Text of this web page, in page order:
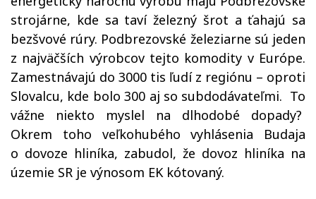
strojárne, kde sa taví železný šrot a ťahajú sa
bezšvové rúry. Podbrezovské železiarne sú jeden
z najväčších výrobcov tejto komodity v Európe.
Zamestnávajú do 3000 tis ľudí z regiónu – oproti
Slovalcu, kde bolo 300 aj so subdodávateľmi. To
vážne niekto myslel na dlhodobé dopady?
Okrem toho veľkohubého vyhlásenia Budaja
o dovoze hliníka, zabudol, že dovoz hliníka na
územie SR je výnosom EK kótovaný.